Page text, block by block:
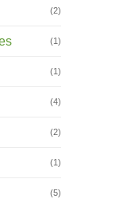
(2)
(1)
(1)
(4)
(2)
(1)
(5)